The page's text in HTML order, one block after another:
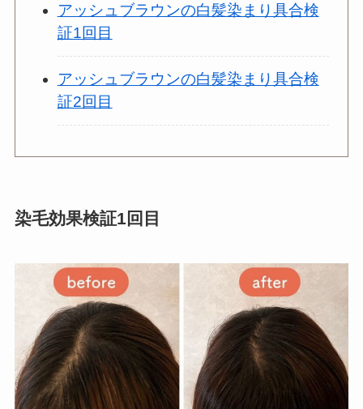
アッシュブラウンの白髪染まり具合検
証1回目
アッシュブラウンの白髪染まり具合検
証2回目
染毛効果検証1回目